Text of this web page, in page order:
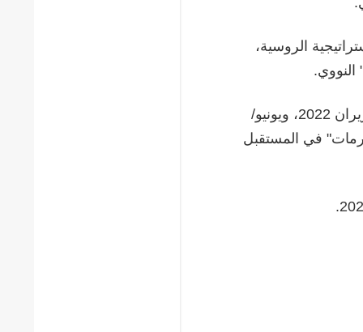
الاستراتيجية الروسية،
كان الكرملين قد أعلن في ديسمبر/كانون الأول 2021، ويونيو/حزيران 2022، ويونيو/
في المستقبل